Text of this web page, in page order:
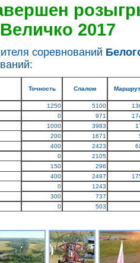
2017
соревнований
Точность Слалом Маршрут
1250 5100
0 971
1000 3983
200 1671
400 2423
0
2105
150
296
400 2497
0
1243
300
737
0 503